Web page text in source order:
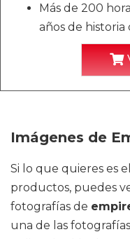
Más de 200
años de
Imágenes de
Si lo que quieres es
productos, puedes
fotografías de
una de las